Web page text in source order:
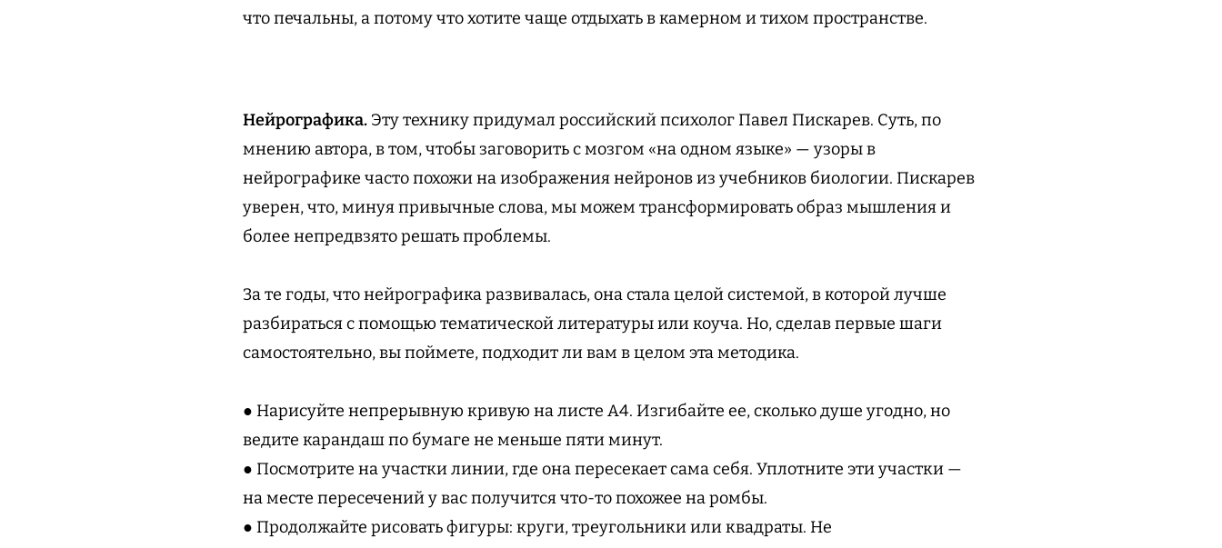
что печальны, а потому что хотите чаще отдыхать в камерном и тихом пространстве.
Нейрографика. Эту технику придумал российский психолог Павел Пискарев. Суть, по
мнению автора, в том, чтобы заговорить с мозгом «на одном языке» — узоры в
нейрографике часто похожи на изображения нейронов из учебников биологии. Пискарев
уверен, что, минуя привычные слова, мы можем трансформировать образ мышления и
более непредвзято решать проблемы.
За те годы, что нейрографика развивалась, она стала целой системой, в которой лучше
разбираться с помощью тематической литературы или коуча. Но, сделав первые шаги
самостоятельно, вы поймете, подходит ли вам в целом эта методика.
● Нарисуйте непрерывную кривую на листе А4. Изгибайте ее, сколько душе угодно, но
ведите карандаш по бумаге не меньше пяти минут.
● Посмотрите на участки линии, где она пересекает сама себя. Уплотните эти участки —
на месте пересечений у вас получится что-то похожее на ромбы.
● Продолжайте рисовать фигуры: круги, треугольники или квадраты. Не